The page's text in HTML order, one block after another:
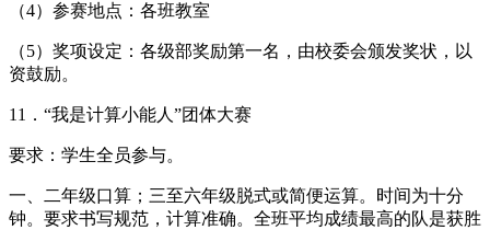
（4）参赛地点：各班教室
（5）奖项设定：各级部奖励第一名，由校委会颁发奖状，以
资鼓励。
11．“我是计算小能人”团体大赛
要求：学生全员参与。
一、二年级口算；三至六年级脱式或简便运算。时间为十分
钟。要求书写规范，计算准确。全班平均成绩最高的队是获胜